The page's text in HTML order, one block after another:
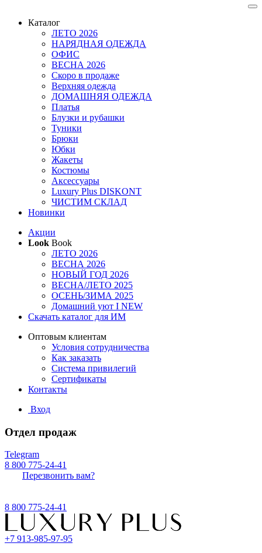
Каталог
ЛЕТО 2026
НАРЯДНАЯ ОДЕЖДА
ОФИС
ВЕСНА 2026
Скоро в продаже
Верхняя одежда
ДОМАШНЯЯ ОДЕЖДА
Платья
Блузки и рубашки
Туники
Брюки
Юбки
Жакеты
Костюмы
Аксессуары
Luxury Plus DISKONT
ЧИСТИМ СКЛАД
Новинки
Акции
Look Book
ЛЕТО 2026
ВЕСНА 2026
НОВЫЙ ГОД 2026
ВЕСНА/ЛЕТО 2025
ОСЕНЬ/ЗИМА 2025
Домашний уют I NEW
Скачать каталог для ИМ
Оптовым клиентам
Условия сотрудничества
Как заказать
Система привилегий
Сертификаты
Контакты
Вход
Отдел продаж
Telegram
8 800 775-24-41
Перезвонить вам?
8 800 775-24-41
+7 913-985-97-95